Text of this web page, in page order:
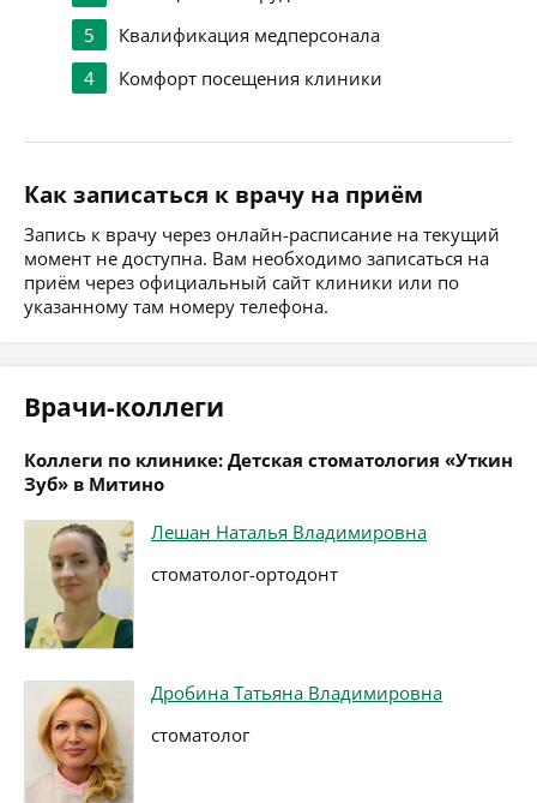
5
Квалификация медперсонала
4
Комфорт посещения клиники
Как записаться к врачу на приём
Запись к врачу через онлайн-расписание на текущий
момент не доступна. Вам необходимо записаться на
приём через официальный сайт клиники или по
указанному там номеру телефона.
Врачи-коллеги
Коллеги по клинике: Детская стоматология «Уткин
Зуб» в Митино
Лешан Наталья Владимировна
стоматолог-ортодонт
Дробина Татьяна Владимировна
стоматолог